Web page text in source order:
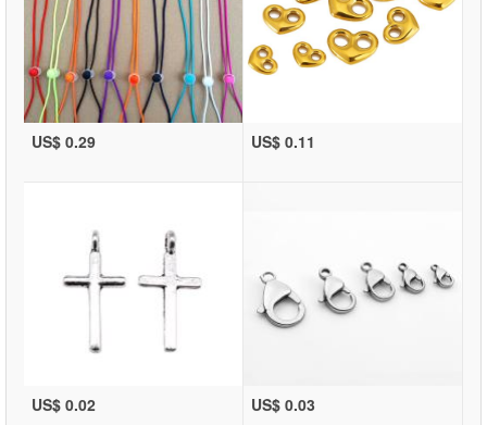
US$ 0.29 US$ 0.11
US$ 0.02 US$ 0.03